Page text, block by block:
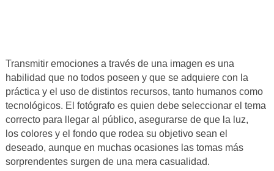
Transmitir emociones a través de una imagen es una
habilidad que no todos poseen y que se adquiere con la
práctica y el uso de distintos recursos, tanto humanos como
tecnológicos. El fotógrafo es quien debe seleccionar el tema
correcto para llegar al público, asegurarse de que la luz,
los colores y el fondo que rodea su objetivo sean el
deseado, aunque en muchas ocasiones las tomas más
sorprendentes surgen de una mera casualidad.